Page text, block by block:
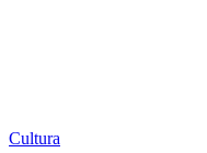
Cultura